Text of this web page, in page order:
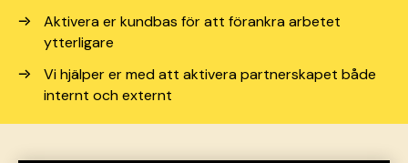
Aktivera er kundbas för att förankra arbetet
ytterligare
Vi hjälper er med att aktivera partnerskapet både
internt och externt